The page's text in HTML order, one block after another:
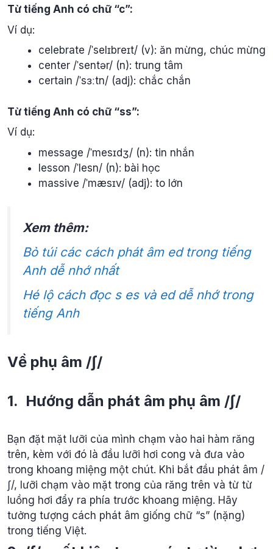
Từ tiếng Anh có chữ “c”:
Ví dụ:
celebrate /ˈselɪbreɪt/ (v): ăn mừng, chúc mừng
center /ˈsentər/ (n): trung tâm
certain /ˈsɜːtn/ (adj): chắc chắn
Từ tiếng Anh có chữ “ss”:
Ví dụ:
message /ˈmesɪdʒ/ (n): tin nhắn
lesson /ˈlesn/ (n): bài học
massive /ˈmæsɪv/ (adj): to lớn
Xem thêm:
Bỏ túi các cách phát âm ed trong tiếng
Anh dễ nhớ nhất
Hé lộ cách đọc s es và ed dễ nhớ trong
tiếng Anh
Về phụ âm /ʃ/
1. Hướng dẫn phát âm phụ âm /ʃ/
Bạn đặt mặt lưỡi của mình chạm vào hai hàm răng
trên, kèm với đó là đầu lưỡi hơi cong và đưa vào
trong khoang miệng một chút. Khi bắt đầu phát âm /
ʃ/, lưỡi chạm vào mặt trong của răng trên và từ từ
luồng hơi đẩy ra phía trước khoang miệng. Hãy
tưởng tượng cách phát âm giống chữ “s” (nặng)
trong tiếng Việt.